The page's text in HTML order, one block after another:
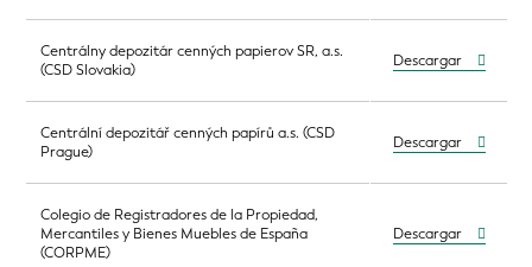
Centrálny depozitár cenných papierov SR, a.s.
(CSD Slovakia)
Descargar
Centrální depozitář cenných papírů a.s. (CSD
Prague)
Descargar
Colegio de Registradores de la Propiedad,
Mercantiles y Bienes Muebles de España
(CORPME)
Descargar